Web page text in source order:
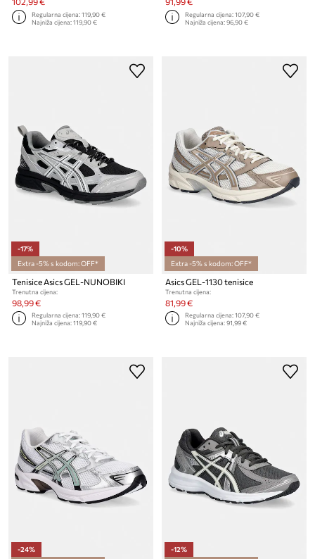
Regularna cijena:119,90 €
Najniža cijena:119,90 €
Regularna cijena:107,90 €
Najniža cijena:96,90 €
-17%
Extra -5% s kodom: OFF*
Tenisice Asics GEL-NUNOBIKI
Trenutna cijena:
98,99 €
Regularna cijena:119,90 €
Najniža cijena:119,90 €
-10%
Extra -5% s kodom: OFF*
Asics GEL-1130 tenisice
Trenutna cijena:
81,99 €
Regularna cijena:107,90 €
Najniža cijena:91,99 €
-24%
-12%